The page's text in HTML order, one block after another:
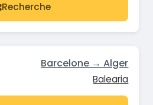
Recherche
Barcelone → Alger
Balearia